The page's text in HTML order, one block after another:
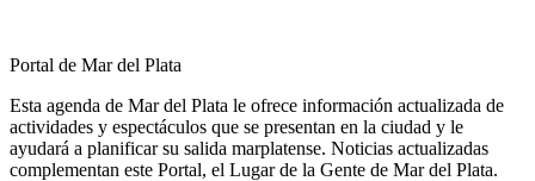
Portal de Mar del Plata
Esta agenda de Mar del Plata le ofrece información actualizada de
actividades y espectáculos que se presentan en la ciudad y le
ayudará a planificar su salida marplatense. Noticias actualizadas
complementan este Portal, el Lugar de la Gente de Mar del Plata.